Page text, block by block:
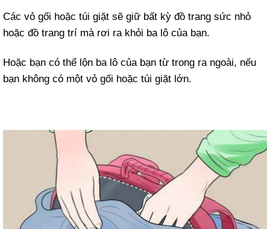
Các vỏ gối hoặc túi giặt sẽ giữ bất kỳ đồ trang sức nhỏ
hoặc đồ trang trí mà rơi ra khỏi ba lô của bạn.
Hoặc bạn có thể lộn ba lô của bạn từ trong ra ngoài, nếu
bạn không có một vỏ gối hoặc túi giặt lớn.